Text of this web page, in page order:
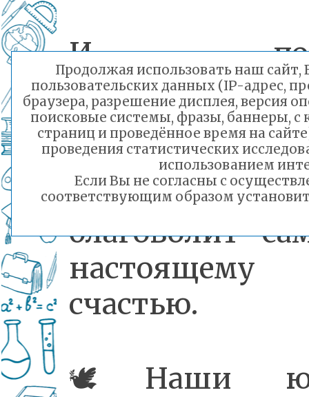
И
люди
все
благоволит
настоящему
счастью.
🕊Наши
Продолжая использовать наш сайт,
пользовательских данных (IP-адрес,
браузера, разрешение дисплея, версия
поисковые системы, фразы, баннеры,
страниц и проведённое время на
проведения статистических
использованием
Если Вы не согласны с
соответствующим образом